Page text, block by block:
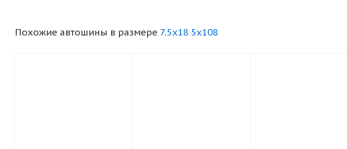
Похожие автошины в размере 7.5x18 5x108